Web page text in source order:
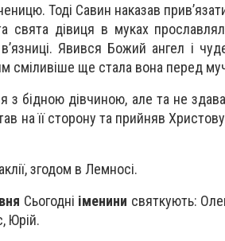
Тоді Савин наказав
свята дівиця в муках
Явився Божий ангел і
сміливіше ще стала вона перед
з бідною дівчиною, але та не
на її сторону та прийняв
згодом в Лемносі.
Сьогодні іменини святкують:
Юрій.